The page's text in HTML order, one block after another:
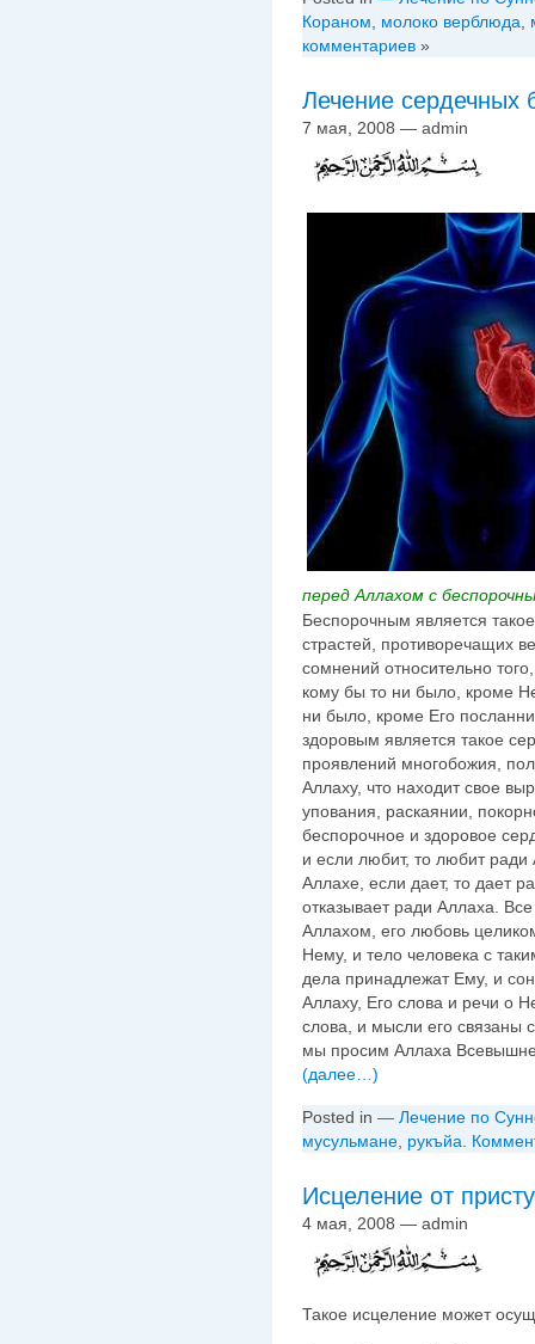
Кораном
молоко верблюда
комментариев »
Лечение сердечных
7 мая, 2008 — admin
перед Аллахом с
Беспорочным является
страстей, противоречащих
сомнений относительно
кому бы то ни было, кроме
ни было, кроме Его
здоровым является такое
проявлений многобожия,
Аллаху, что находит свое
упования, раскаянии,
беспорочное и здоровое
и если любит, то любит ради
Аллахе, если дает, то дает
отказывает ради Аллаха.
Аллахом, его любовь
Нему, и тело человека с
дела принадлежат Ему, и
Аллаху, Его слова и речи о
слова, и мысли его связаны
мы просим Аллаха
(далее…)
Posted in — Лечение по
мусульмане рукъйа
Исцеление от
4 мая, 2008 — admin
Такое исцеление может